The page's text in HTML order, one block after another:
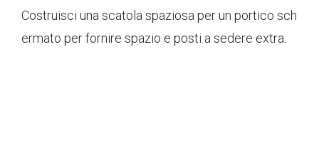
Costruisci una scatola spaziosa per un portico sch
ermato per fornire spazio e posti a sedere extra.